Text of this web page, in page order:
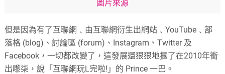
圖片來源
但是因為有了互聯網﹑由互聯網衍生出網站﹑YouTube﹑部
落格 (blog)、討論區 (forum)、Instagram、Twitter 及
Facebook，一切都改變了，這發展還狠狠地摑了在2010年衝
出嚟柒，說「互聯網玩L完啦!」的 Prince 一巴。